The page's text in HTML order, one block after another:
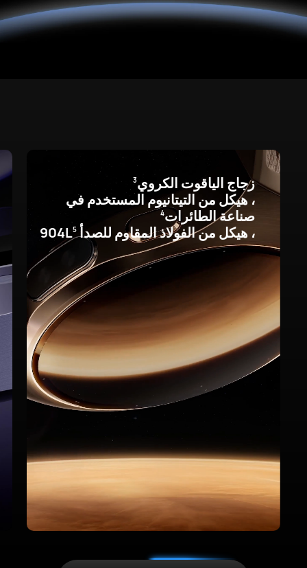
زجاج الياقوت الكروي3
، هيكل من التيتانيوم المستخدم في
صناعة الطائرات4
، هيكل من الفولاذ المقاوم للصدأ 904L5